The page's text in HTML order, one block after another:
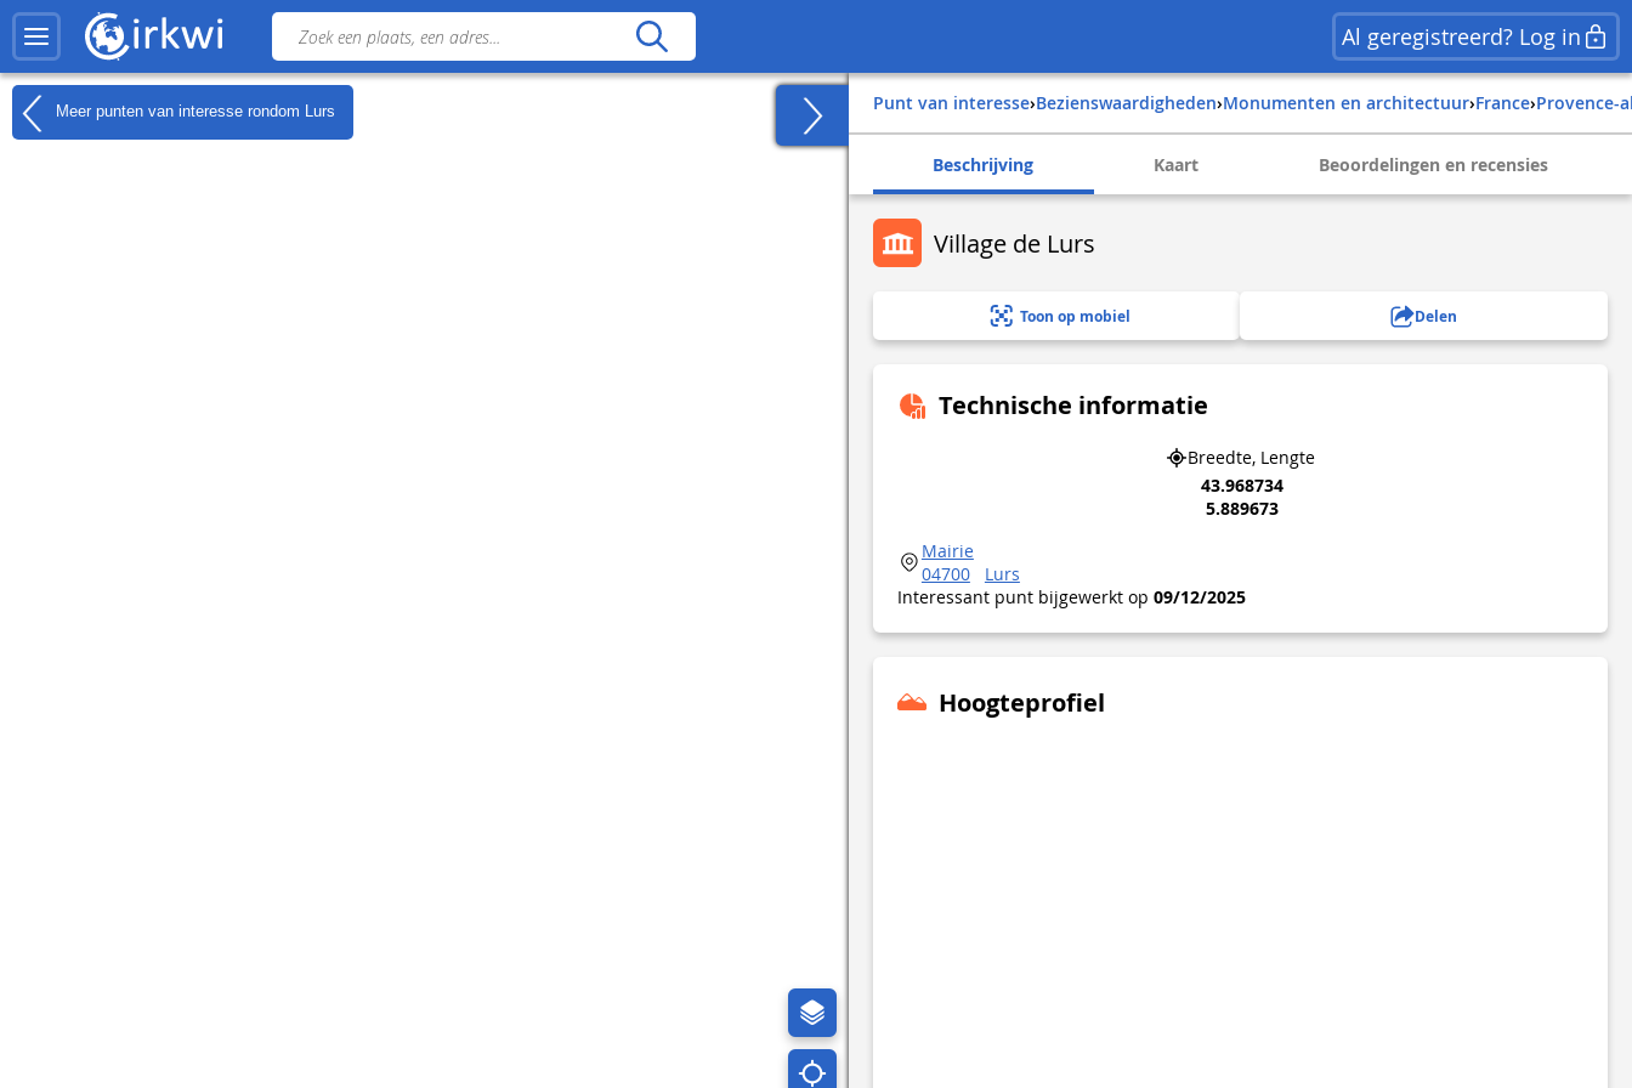
Al geregistreerd? Log in
Meer punten van interesse rondom Lurs Punt van interesse› Bezienswaardigheden› Monumenten en architectuur› france›
Beschrijving Kaart Beoordelingen en recensies
Village de Lurs
Toon op mobiel Delen
Technische informatie
Breedte, Lengte
43.968734
5.889673
Mairie
04700
Lurs
Interessant punt bijgewerkt op 09/12/2025
Hoogteprofiel